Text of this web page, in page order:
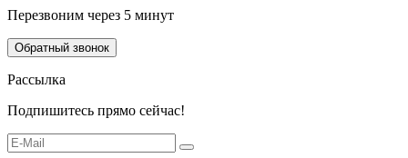
Перезвоним через 5 минут
Обратный звонок
Рассылка
Подпишитесь прямо сейчас!